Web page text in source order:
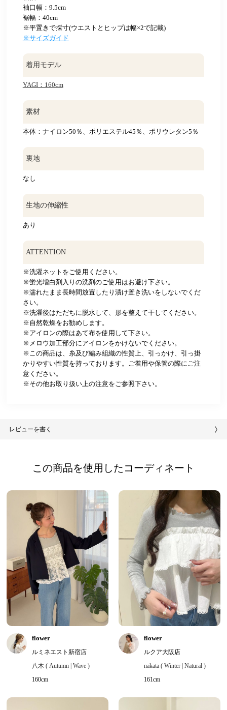
袖口幅：9.5cm
裾幅：40cm
※平置きで採寸(ウエストとヒップは幅×2で記載)
※サイズガイド
着用モデル
YAGI：160cm
素材
本体：ナイロン50％、ポリエステル45％、ポリウレタン5％
裏地
なし
生地の伸縮性
あり
ATTENTION
※洗濯ネットをご使用ください。
※蛍光増白剤入りの洗剤のご使用はお避け下さい。
※濡れたまま長時間放置したり漬け置き洗いをしないでくだ
さい。
※洗濯後はただちに脱水して、形を整えて干してください。
※自然乾燥をお勧めします。
※アイロンの際はあて布を使用して下さい。
※メロウ加工部分にアイロンをかけないでください。
※この商品は、糸及び編み組織の性質上、引っかけ、引っ掛
かりやすい性質を持っております。ご着用や保管の際にご注
意ください。
※その他お取り扱い上の注意をご参照下さい。
レビューを書く
この商品を使用したコーディネート
flower
ルミネエスト新宿店
八木 ( Autumn | Wave )
160cm
flower
ルクア大阪店
nakata ( Winter | Natural )
161cm